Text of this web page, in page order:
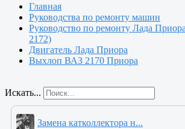
Главная
Руководства по ремонту машин
Руководство по ремонту Лада
2172)
Двигатель Лада Приора
Выхлоп ВАЗ 2170 Приора
Искать...
Замена катколлектора н...